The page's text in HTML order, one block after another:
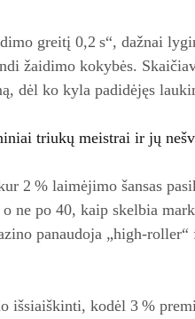
greitį 0,2 s“, dažnai
žaidimo kokybės.
dėl ko kyla padidėjęs
triukų meistrai ir jų
2 % laimėjimo šansas
ne po 40, kaip skelbia
panaudoja
išsiaiškinti, kodėl 3 %